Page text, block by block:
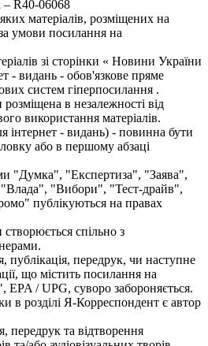
– R40-06068
матеріалів, розміщених на
умови посилання на
зі сторінки « Новини України
- видань - обов'язкове пряме
систем гіперпосилання .
в незалежності від
використання матеріалів.
інтернет - видань) - повинна бути
або в першому абзаці
"Думка", "Експертиза", "Заява",
"Вибори", "Тест-драйв",
публікуються на правах
спільно з
публікація, передрук, чи наступне
що містить посилання на
EPA / UPG, суворо забороняється.
в розділі Я-Корреспондент є автор
передрук та відтворення